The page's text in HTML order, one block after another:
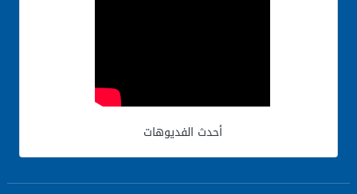
أحدث الفديوهات